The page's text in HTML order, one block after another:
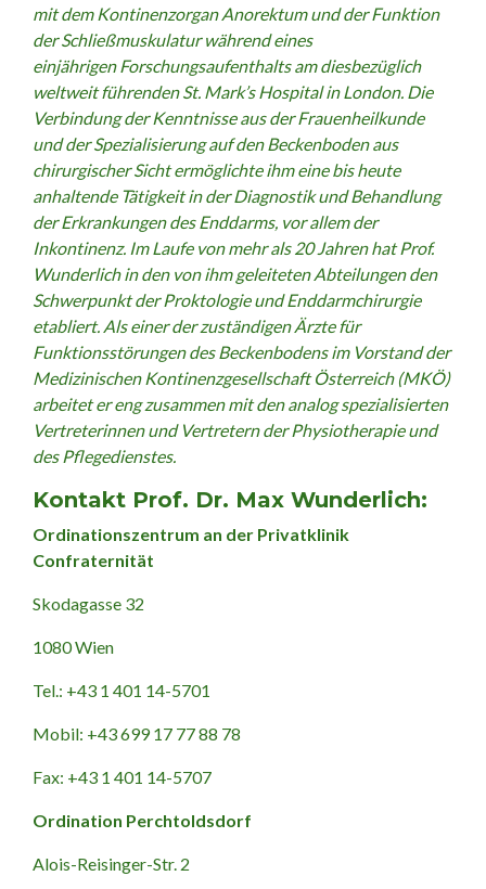
mit dem Kontinenzorgan Anorektum und der Funktion
der Schließmuskulatur während eines
einjährigen Forschungsaufenthalts am diesbezüglich
weltweit führenden St. Mark’s Hospital in London. Die
Verbindung der Kenntnisse aus der Frauenheilkunde
und der Spezialisierung auf den Beckenboden aus
chirurgischer Sicht ermöglichte ihm eine bis heute
anhaltende Tätigkeit in der Diagnostik und Behandlung
der Erkrankungen des Enddarms, vor allem der
Inkontinenz. Im Laufe von mehr als 20 Jahren hat Prof.
Wunderlich in den von ihm geleiteten Abteilungen den
Schwerpunkt der Proktologie und Enddarmchirurgie
etabliert. Als einer der zuständigen Ärzte für
Funktionsstörungen des Beckenbodens im Vorstand der
Medizinischen Kontinenzgesellschaft Österreich (MKÖ)
arbeitet er eng zusammen mit den analog spezialisierten
Vertreterinnen und Vertretern der Physiotherapie und
des Pflegedienstes.
Kontakt Prof. Dr. Max Wunderlich:
Ordinationszentrum an der Privatklinik
Confraternität
Skodagasse 32
1080 Wien
Tel.: +43 1 401 14-5701
Mobil: +43 699 17 77 88 78
Fax: +43 1 401 14-5707
Ordination Perchtoldsdorf
Alois-Reisinger-Str. 2